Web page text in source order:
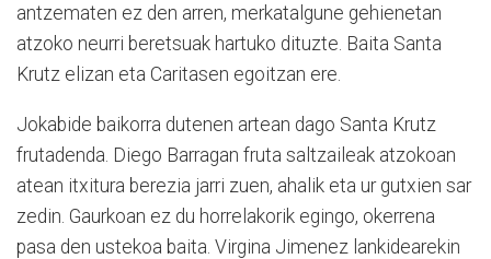
antzematen ez den arren, merkatalgune gehienetan
atzoko neurri beretsuak hartuko dituzte. Baita Santa
Krutz elizan eta Caritasen egoitzan ere.
Jokabide baikorra dutenen artean dago Santa Krutz
frutadenda. Diego Barragan fruta saltzaileak atzokoan
atean itxitura berezia jarri zuen, ahalik eta ur gutxien sar
zedin. Gaurkoan ez du horrelakorik egingo, okerrena
pasa den ustekoa baita. Virgina Jimenez lankidearekin